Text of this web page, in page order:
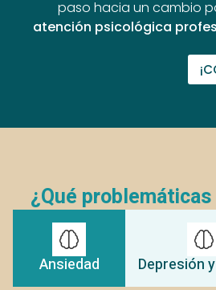
paso hacia un cambio
atención psicológica
¿Qué
Ansiedad Depresión